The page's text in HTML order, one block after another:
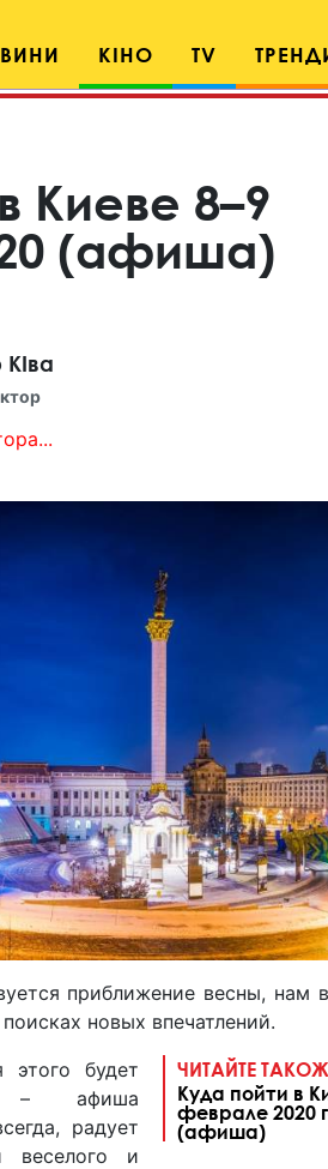
КІНО TV
Киеве 8–9
(афиша)
приближение весны, нам
новых впечатлений.
ЧИТАЙТЕ ТАКОЖ
Куда пойти в
феврале 2020
(афиша)
будет
– афиша
радует
веселого и